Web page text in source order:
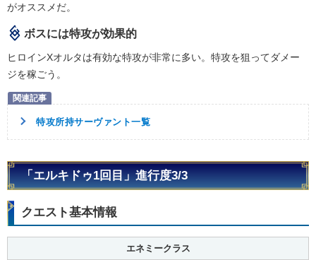
がオススメだ。
ボスには特攻が効果的
ヒロインXオルタは有効な特攻が非常に多い。特攻を狙ってダメー
ジを稼ごう。
特攻所持サーヴァント一覧
「エルキドゥ1回目」進行度3/3
クエスト基本情報
エネミークラス